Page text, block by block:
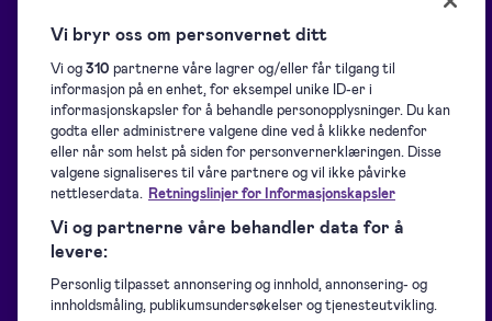
Blogg
Hjelpeside
Nedlastinger
For utviklere
Oversikt
Samling av signaturer
Signering
Identifisering
Vi bryr oss om personvernet ditt
Vi og310 partnerne våre lagrer og/eller får tilgang til
informasjon på en enhet, for eksempel unike ID-er i
informasjonskapsler for å behandle personopplysninger. Du kan
godta eller administrere valgene dine ved å klikke nedenfor
eller når som helst på siden for personvernerklæringen. Disse
valgene signaliseres til våre partnere og vil ikke påvirke
nettleserdata. Retningslinjer for Informasjonskapsler
Vi og partnerne våre behandler data for å
levere:
Personlig tilpasset annonsering og innhold, annonsering- og
innholdsmåling, publikumsundersøkelser og tjenesteutvikling.